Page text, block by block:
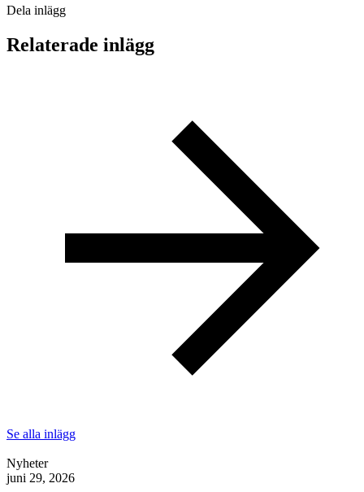
Dela inlägg
Relaterade inlägg
Se alla inlägg
Nyheter
juni 29, 2026